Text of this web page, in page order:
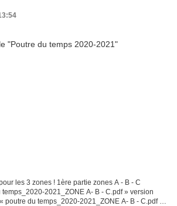
les 3 zones ! 1ère partie zones A - B - C
2021_ZONE A- B - C.pdf » version
poutre du temps_2020-2021_ZONE A- B - C.pdf »